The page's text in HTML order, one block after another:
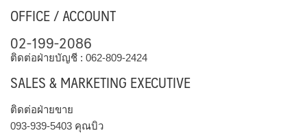
OFFICE / ACCOUNT
02-199-2086
ติดต่อฝ่ายบัญชี : 062-809-2424
SALES & MARKETING EXECUTIVE
ติดต่อฝ่ายขาย
093-939-5403 คุณบิว